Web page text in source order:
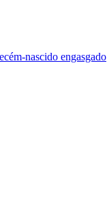
nascido engasgado